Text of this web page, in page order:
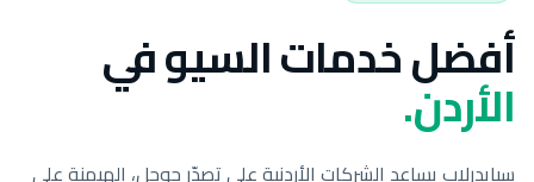
أفضل خدمات السيو في
الأردن.
سبايدرلاب يساعد الشركات الأردنية على تصدّر جوجل، الهيمنة على